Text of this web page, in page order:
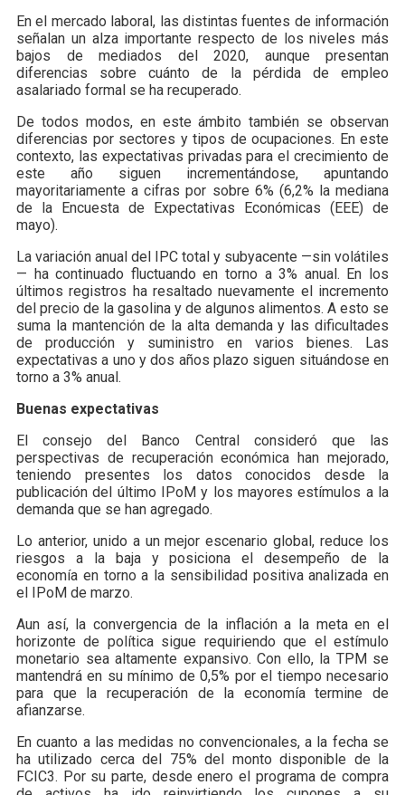
En el mercado laboral, las distintas fuentes de información
señalan un alza importante respecto de los niveles más
bajos de mediados del 2020, aunque presentan
diferencias sobre cuánto de la pérdida de empleo
asalariado formal se ha recuperado.
De todos modos, en este ámbito también se observan
diferencias por sectores y tipos de ocupaciones. En este
contexto, las expectativas privadas para el crecimiento de
este año siguen incrementándose, apuntando
mayoritariamente a cifras por sobre 6% (6,2% la mediana
de la Encuesta de Expectativas Económicas (EEE) de
mayo).
La variación anual del IPC total y subyacente —sin volátiles
— ha continuado fluctuando en torno a 3% anual. En los
últimos registros ha resaltado nuevamente el incremento
del precio de la gasolina y de algunos alimentos. A esto se
suma la mantención de la alta demanda y las dificultades
de producción y suministro en varios bienes. Las
expectativas a uno y dos años plazo siguen situándose en
torno a 3% anual.
Buenas expectativas
El consejo del Banco Central consideró que las
perspectivas de recuperación económica han mejorado,
teniendo presentes los datos conocidos desde la
publicación del último IPoM y los mayores estímulos a la
demanda que se han agregado.
Lo anterior, unido a un mejor escenario global, reduce los
riesgos a la baja y posiciona el desempeño de la
economía en torno a la sensibilidad positiva analizada en
el IPoM de marzo.
Aun así, la convergencia de la inflación a la meta en el
horizonte de política sigue requiriendo que el estímulo
monetario sea altamente expansivo. Con ello, la TPM se
mantendrá en su mínimo de 0,5% por el tiempo necesario
para que la recuperación de la economía termine de
afianzarse.
En cuanto a las medidas no convencionales, a la fecha se
ha utilizado cerca del 75% del monto disponible de la
FCIC3. Por su parte, desde enero el programa de compra